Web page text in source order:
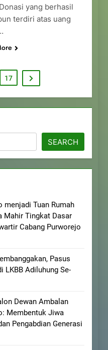
yang berhasil
terdiri atas uang
17
SEARCH
menjadi Tuan Rumah
Mahir Tingkat Dasar
Cabang Purworejo
Pasus
LKBB Adiluhung Se-
Dewan Ambalan
Membentuk Jiwa
Pengabdian Generasi